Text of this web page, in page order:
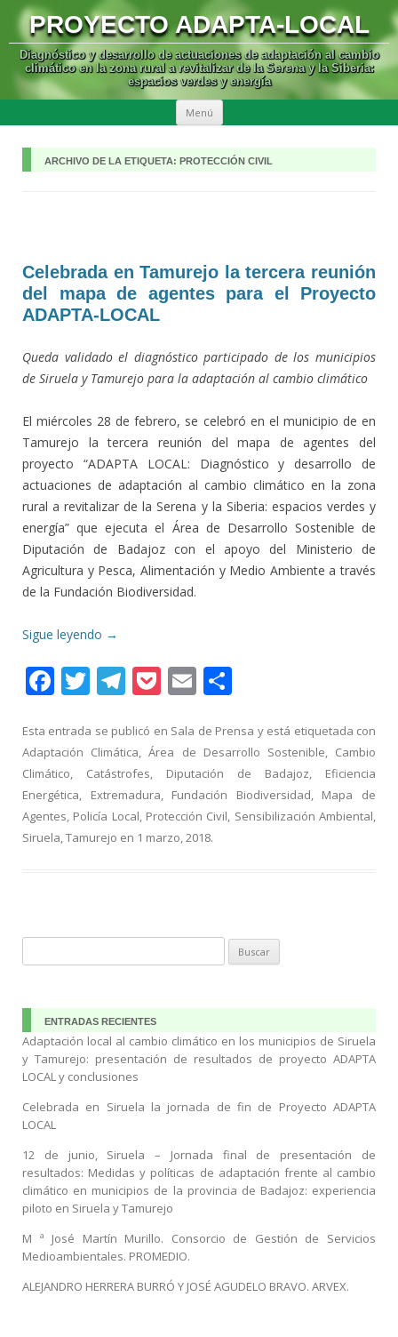
PROYECTO ADAPTA-LOCAL
Diagnóstico y desarrollo de actuaciones de adaptación al cambio
climático en la zona rural a revitalizar de la Serena y la Siberia:
espacios verdes y energía
Menú
AL
ARCHIVO DE LA ETIQUETA: PROTECCIÓN CIVIL
Celebrada en Tamurejo la tercera reunión
del mapa de agentes para el Proyecto
ADAPTA-LOCAL
Queda validado el diagnóstico participado de los municipios
de Siruela y Tamurejo para la adaptación al cambio climático
El miércoles 28 de febrero, se celebró en el municipio de en
Tamurejo la tercera reunión del mapa de agentes del
proyecto “ADAPTA LOCAL: Diagnóstico y desarrollo de
actuaciones de adaptación al cambio climático en la zona
rural a revitalizar de la Serena y la Siberia: espacios verdes y
energía” que ejecuta el Área de Desarrollo Sostenible de
Diputación de Badajoz con el apoyo del Ministerio de
Agricultura y Pesca, Alimentación y Medio Ambiente a través
de la Fundación Biodiversidad.
Sigue leyendo →
F
e
b
o
o
k
T
itt
er
T
e
gr
a
m
P
ck
et
E
ai
l
m
p
ar
ti
Esta entrada se publicó en Sala de Prensa y está etiquetada con
Adaptación Climática,Área de Desarrollo Sostenible, Cambio
Climático, Catástrofes, Diputación de Badajoz, Eficiencia
Energética, Extremadura, Fundación Biodiversidad, Mapa de
Agentes, Policía Local, Protección Civil, Sensibilización Ambiental,
Siruela,Tamurejo en 1 marzo, 2018.
ENTRADAS RECIENTES
Adaptación local al cambio climático en los municipios de Siruela
y Tamurejo: presentación de resultados de proyecto ADAPTA
LOCAL y conclusiones
Celebrada en Siruela la jornada de fin de Proyecto ADAPTA
LOCAL
12 de junio, Siruela – Jornada final de presentación de
resultados: Medidas y políticas de adaptación frente al cambio
climático en municipios de la provincia de Badajoz: experiencia
piloto en Siruela y Tamurejo
M ª José Martín Murillo. Consorcio de Gestión de Servicios
Medioambientales. PROMEDIO.
ALEJANDRO HERRERA BURRÓ Y JOSÉ AGUDELO BRAVO. ARVEX.